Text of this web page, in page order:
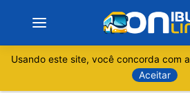
Usando este site, você concorda com a
Aceitar